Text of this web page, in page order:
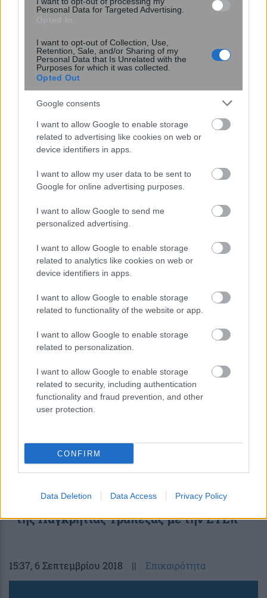
Personal Data for Targeted Advertising.
I want to opt-out of Collection, Use,
Retention, Sale, and/or Sharing of my
Personal Data that Is Unrelated with the
Purposes for which it was collected.
Opted Out
Google consents
I want to allow Google to enable storage
related to advertising like cookies on web or
device identifiers in apps.
I want to allow my user data to be sent to
Google for online advertising purposes.
I want to allow Google to send me
personalized advertising.
I want to allow Google to enable storage
related to analytics like cookies on web or
device identifiers in apps.
I want to allow Google to enable storage
related to functionality of the website or app.
I want to allow Google to enable storage
related to personalization.
I want to allow Google to enable storage
related to security, including authentication
functionality and fraud prevention, and other
user protection.
CONFIRM
Data Deletion Data Access Privacy Policy
, 24 Νοεμβρίου 2022 || Οικονομία
ΕΤΕπ: Προγραμματικές συμβάσεις 119
εκατ. ευρώ για αναβάθμιση 6
Ερευνητικών Κέντρων
Συμφωνία συνεργασίας 40 εκατ. ευρώ
της Παγκρήτιας Τράπεζας με την ΕΤΕπ
15:37, 6 Σεπτεμβρίου 2018 || Επικαιρότητα